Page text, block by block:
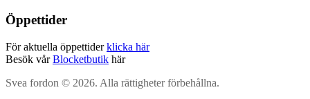
Öppettider
För aktuella öppettiderklicka här
Besök vårBlocketbutik här
Svea fordon © 2026. Alla rättigheter förbehållna.